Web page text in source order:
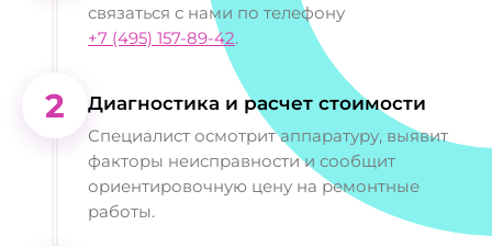
связаться с нами по телефону
+7 (495) 157-89-42.
2 Диагностика и расчет стоимости
Специалист осмотрит аппаратуру, выявит
факторы неисправности и сообщит
ориентировочную цену на ремонтные
работы.